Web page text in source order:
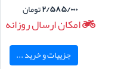
۲/۵۸۵/۰۰۰تومان
امکان ارسال روزانه
جزییات و خرید ...